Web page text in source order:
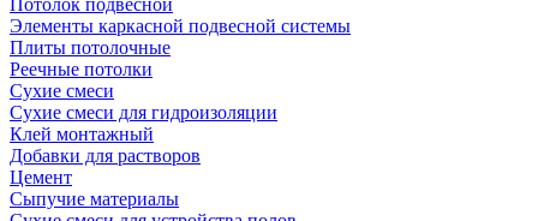
Потолок подвесной
Элементы каркасной подвесной системы
Плиты потолочные
Реечные потолки
Сухие смеси
Сухие смеси для гидроизоляции
Клей монтажный
Добавки для растворов
Цемент
Сыпучие материалы